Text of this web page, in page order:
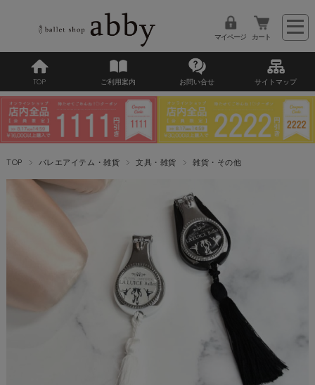
マイページ カート
TOP ご利用案内 お問い合せ サイトマップ
TOP バレエアイテム・雑貨 文具・雑貨 雑貨・その他